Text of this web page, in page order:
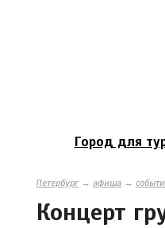
Город для
Петербург→ афиша →
Концерт